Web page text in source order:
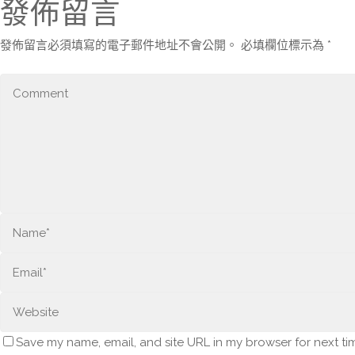
發佈留言
發佈留言必須填寫的電子郵件地址不會公開。 必填欄位標示為 *
Save my name, email, and site URL in my browser for next